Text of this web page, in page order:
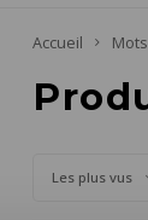
Accueil
Les plus vus